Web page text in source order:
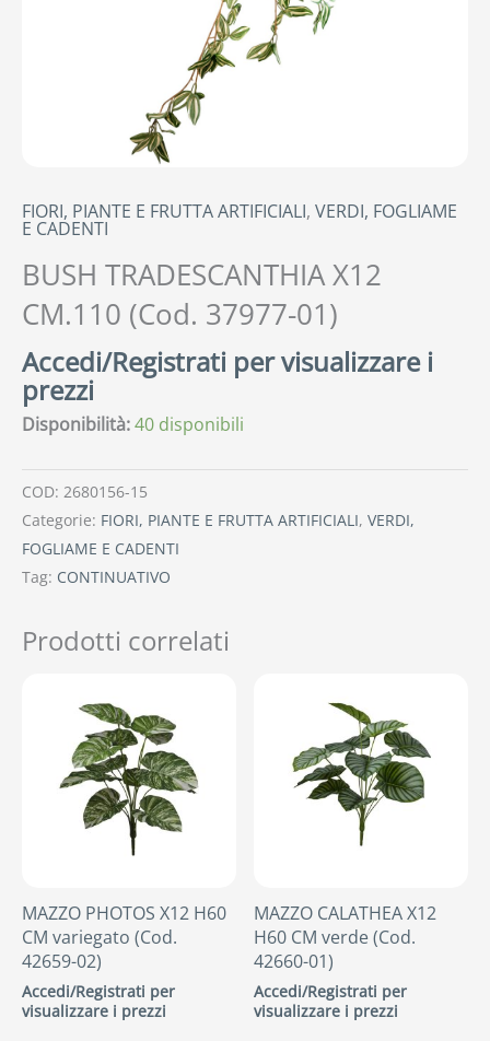
FIORI, PIANTE E FRUTTA ARTIFICIALI, VERDI, FOGLIAME
E CADENTI
BUSH TRADESCANTHIA X12
CM.110 (Cod. 37977-01)
Accedi/Registrati per visualizzare i
prezzi
Disponibilità:40 disponibili
COD: 2680156-15
Categorie: FIORI, PIANTE E FRUTTA ARTIFICIALI, VERDI,
FOGLIAME E CADENTI
Tag: CONTINUATIVO
Prodotti correlati
MAZZO PHOTOS X12 H60
CM variegato (Cod.
42659-02)
Accedi/Registrati per
visualizzare i prezzi
MAZZO CALATHEA X12
H60 CM verde (Cod.
42660-01)
Accedi/Registrati per
visualizzare i prezzi